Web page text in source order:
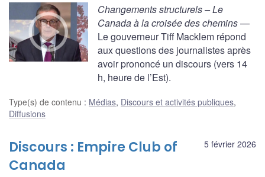
Changements structurels – Le
Canada à la croisée des chemins—
Le gouverneur Tiff Macklem répond
aux questions des journalistes après
avoir prononcé un discours (vers 14
h, heure de l’Est).
Type(s) de contenu : Médias, Discours et activités publiques,
Diffusions
5 février 2026
Discours : Empire Club of
Canada